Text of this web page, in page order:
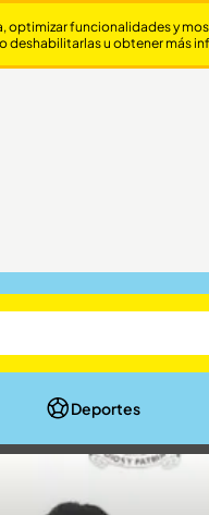
Deportes
funcionalidades y
u obtener más